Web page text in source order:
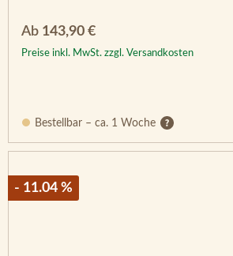
Regulärer Preis:
Ab 143,90 €
Preise inkl. MwSt. zzgl. Versandkosten
Bestellbar – ca. 1 Woche
- 11.04 %